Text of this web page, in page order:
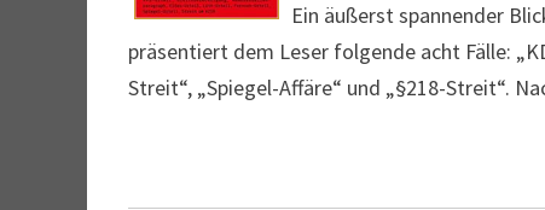
Ein äußerst spannender
präsentiert dem Leser folgende acht Fälle:
Streit“, „Spiegel-Affäre“ und „§218-Streit“.